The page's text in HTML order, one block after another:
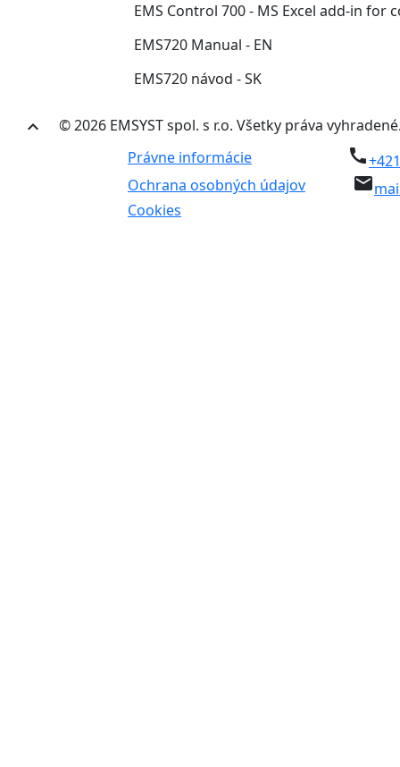
EMS Control 700 - MS Excel add-in for
EMS720 Manual - EN
EMS720 návod - SK
keyboard_arrow_up
© 2026 EMSYST spol. s r.o. Všetky práva
Právne informácie
call
Ochrana osobných údajov
email
Cookies